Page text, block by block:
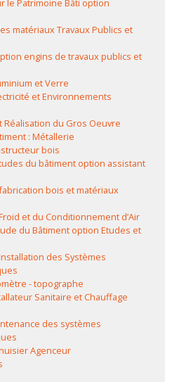
le Patrimoine Bâti option
matériaux Travaux Publics et
engins de travaux publics et
et Verre
et Environnements
Réalisation du Gros Oeuvre
: Métallerie
bois
du bâtiment option assistant
bois et matériaux
et du Conditionnement d’Air
du Bâtiment option Etudes et
des Systèmes
- topographe
Sanitaire et Chauffage
des systèmes
Agenceur